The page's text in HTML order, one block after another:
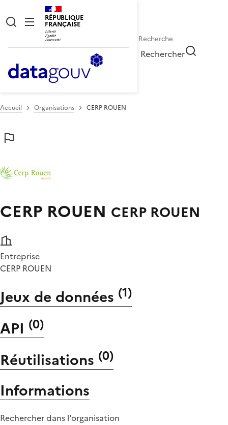
RÉPUBLIQUE
FRANÇAISE
Rechercher
Accueil Organisations CERP ROUEN
CERP ROUEN CERP ROUEN
Entreprise
CERP ROUEN
Jeux de données (1)
API (0)
Réutilisations (0)
Informations
Rechercher dans l'organisation